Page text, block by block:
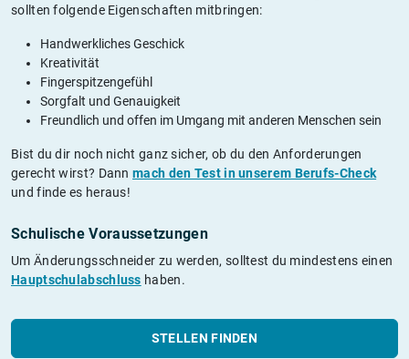
sollten folgende Eigenschaften mitbringen:
Handwerkliches Geschick
Kreativität
Fingerspitzengefühl
Sorgfalt und Genauigkeit
Freundlich und offen im Umgang mit anderen Menschen sein
Bist du dir noch nicht ganz sicher, ob du den Anforderungen
gerecht wirst? Dannmach den Test in unserem Berufs-Check
und finde es heraus!
Schulische Voraussetzungen
Um Änderungsschneider zu werden, solltest du mindestens einen
Hauptschulabschluss haben.
STELLEN FINDEN